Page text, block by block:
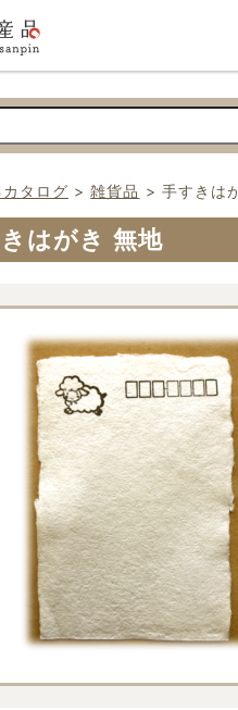
タログ >雑貨品 > 手すきは
はがき 無地